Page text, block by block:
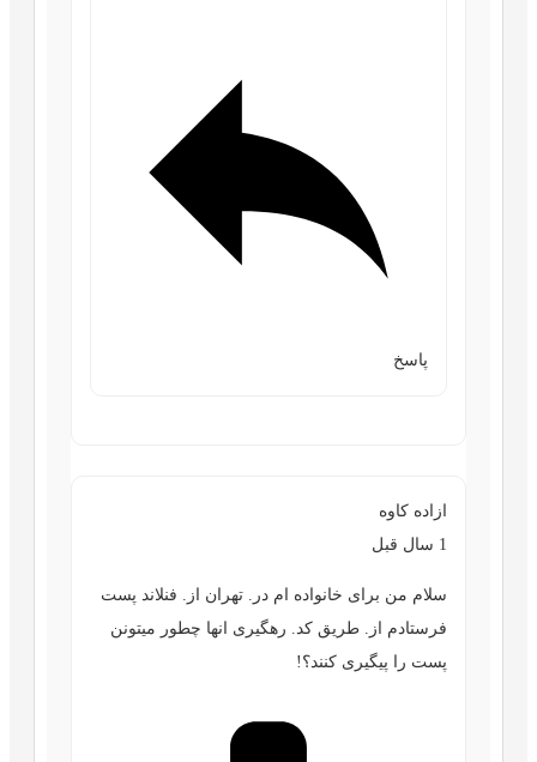
پاسخ
ازاده کاوه
1 سال قبل
سلام من برای خانواده ام در. تهران از. فنلاند پست
فرستادم از. طریق کد. رهگیری انها چطور میتونن
پست را پیگیری کنند؟!